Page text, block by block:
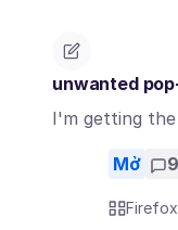
unwanted
I'm getting
Mở 9
Firefox